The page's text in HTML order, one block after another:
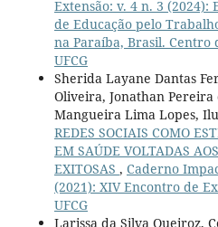
Extensão: v. 4 n. 3 (2024):
de Educação pelo
na Paraíba, Brasil. Centro
UFCG
Sherida Layane Dantas
Oliveira, Jonathan Pereira
Mangueira Lima Lopes,
REDES SOCIAIS COMO
EM SAÚDE VOLTADAS
EXITOSAS , Caderno
(2021): XIV Encontro de
UFCG
Larissa da Silva Queiroz,